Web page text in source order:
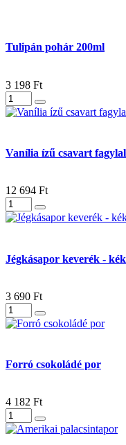
Tulipán pohár 200ml
3 198 Ft
Vanília ízű csavart
12 694 Ft
Jégkásapor keverék -
3 690 Ft
Forró csokoládé por
4 182 Ft